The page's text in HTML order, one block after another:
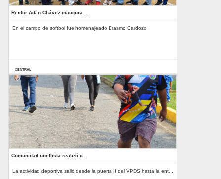
Rector Adán Chávez inaugura ...
En el campo de softbol fue homenajeado Erasmo Cardozo.
CENTRAL
10-04-2025
Comunidad unellista realizó c...
La actividad deportiva salió desde la puerta II del VPDS hasta la ent...